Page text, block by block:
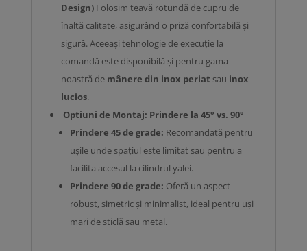
Design)Folosim țeavă rotundă de cupru de
înaltă calitate, asigurând o priză confortabilă și
sigură. Aceeași tehnologie de execuție la
comandă este disponibilă și pentru gama
noastră de mânere din inox periat sau inox
lucios.
Optiuni de Montaj: Prindere la 45° vs. 90°
Prindere 45 de grade: Recomandată pentru
ușile unde spațiul este limitat sau pentru a
facilita accesul la cilindrul yalei.
Prindere 90 de grade: Oferă un aspect
robust, simetric și minimalist, ideal pentru uși
mari de sticlă sau metal.